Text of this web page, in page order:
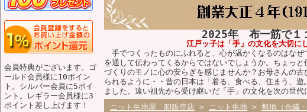
会員特典がございます。ゴ
ールド会員様に10ポイン
ト。シルバー会員に5ポイ
ント。レギラー会員様に3
ポイント差し上げます！
2025年 布一筋で１
江戸ッ子は「手」の文化を大切に
手でつくったものにふれると、心が温かくなるのはな
を通して伝わってくるからではないでしょうか。ちょっ
づくりのモノに心の安らぎを感じませんか？お母さんの
られるように・・昔の日本は「着る、食べる、住まう、
ました。遠い祖先から受け継いだ「手」の文化を次の世
ニット生地屋 卸販売店 > ニット生地 > 無地（合繊・